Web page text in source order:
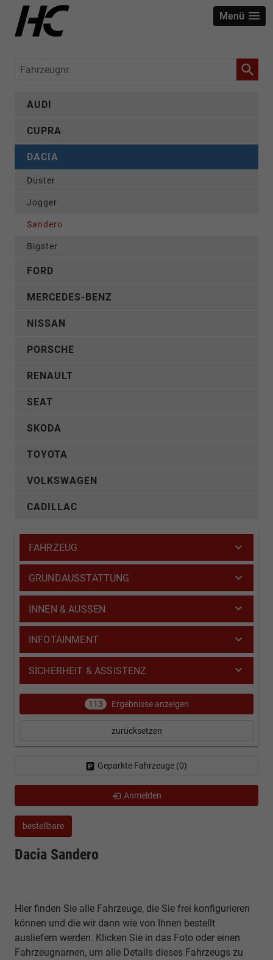
Menü
bestellbare
Dacia Sandero
Hier finden Sie alle Fahrzeuge, die Sie frei konfigurieren
können und die wir dann wie von Ihnen bestellt
ausliefern werden. Klicken Sie in das Foto oder einen
Fahrzeugnamen, um alle Details dieses Fahrzeugs zu
Fahrzeugnr.
AUDI
CUPRA
DACIA
Duster
Jogger
Sandero
Bigster
FORD
MERCEDES-BENZ
NISSAN
PORSCHE
RENAULT
SEAT
SKODA
TOYOTA
VOLKSWAGEN
CADILLAC
FAHRZEUG
GRUNDAUSSTATTUNG
INNEN & AUSSEN
INFOTAINMENT
SICHERHEIT & ASSISTENZ
113 Ergebnisse anzeigen
zurücksetzen
Geparkte Fahrzeuge (0)
Anmelden